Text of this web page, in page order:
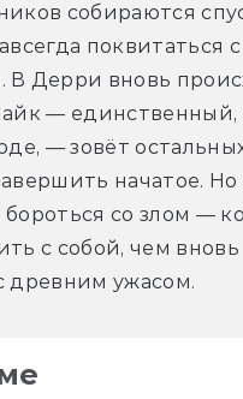
собираются
поквитаться
В Дерри вновь
— единственный,
— зовёт
начатое. Но
со злом —
с собой, чем вновь
древним ужасом.